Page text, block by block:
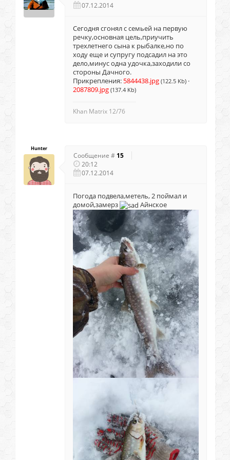
07.12.2014
Сегодня сгонял с семьей на первую
речку,основная цель,приучить
трехлетнего сына к рыбалке,но по
ходу еще и супругу подсадил на это
дело,минус одна удочка,заходили со
стороны Дачного.
Прикрепления: 5844438.jpg (122.5 Kb) ·
2087809.jpg (137.4 Kb)
Khan Matrix 12/76
Hunter
Сообщение # 15
20:12
07.12.2014
Погода подвела,метель, 2 поймал и
домой,замерз
Айнское